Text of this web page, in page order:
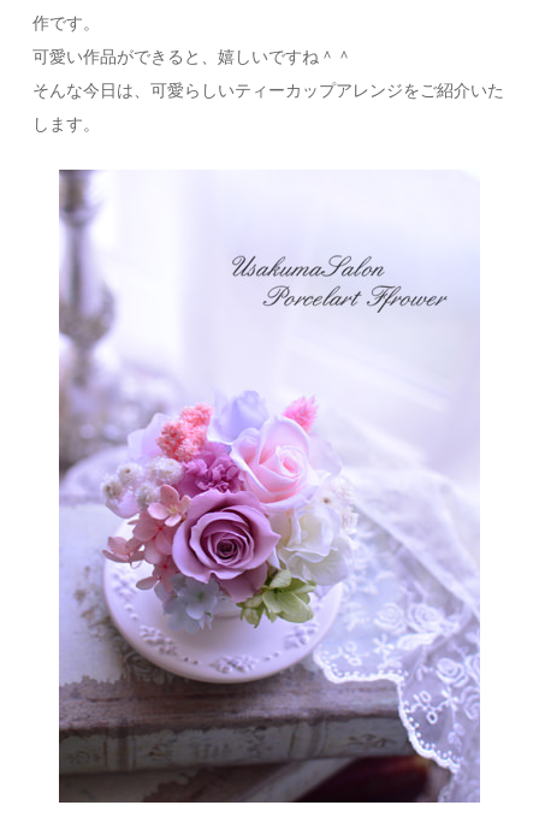
作です。
可愛い作品ができると、嬉しいですね＾＾
そんな今日は、可愛らしいティーカップアレンジをご紹介いた
します。